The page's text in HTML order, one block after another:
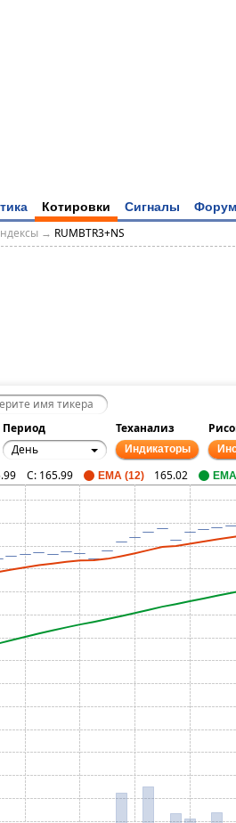
Котировки Сигналы Форум
→ RUMBTR3+NS
Период Теханализ
День Индикаторы
C: 165.99 EMA (12) 165.02